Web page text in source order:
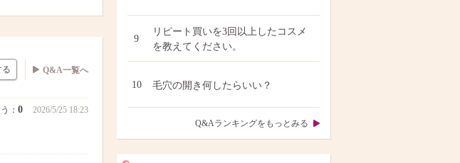
る Q&A一覧へ
： 0 2026/5/25 18:23
9
リピート買いを3回以上したコスメ
を教えてください。
10 毛穴の開き何したらいい？
Q&Aランキングをもっとみる